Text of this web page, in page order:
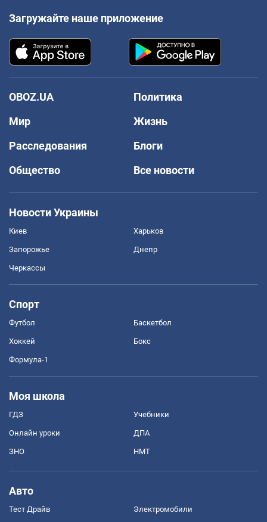
Загружайте наше приложение
OBOZ.UA
Политика
Мир
Жизнь
Расследования
Блоги
Общество
Все новости
Новости Украины
Киев Харьков
Запорожье Днепр
Черкассы
Спорт
Футбол Баскетбол
Хоккей Бокс
Формула-1
Моя школа
ГДЗ Учебники
Онлайн уроки ДПА
ЗНО НМТ
Авто
Тест Драйв Электромобили